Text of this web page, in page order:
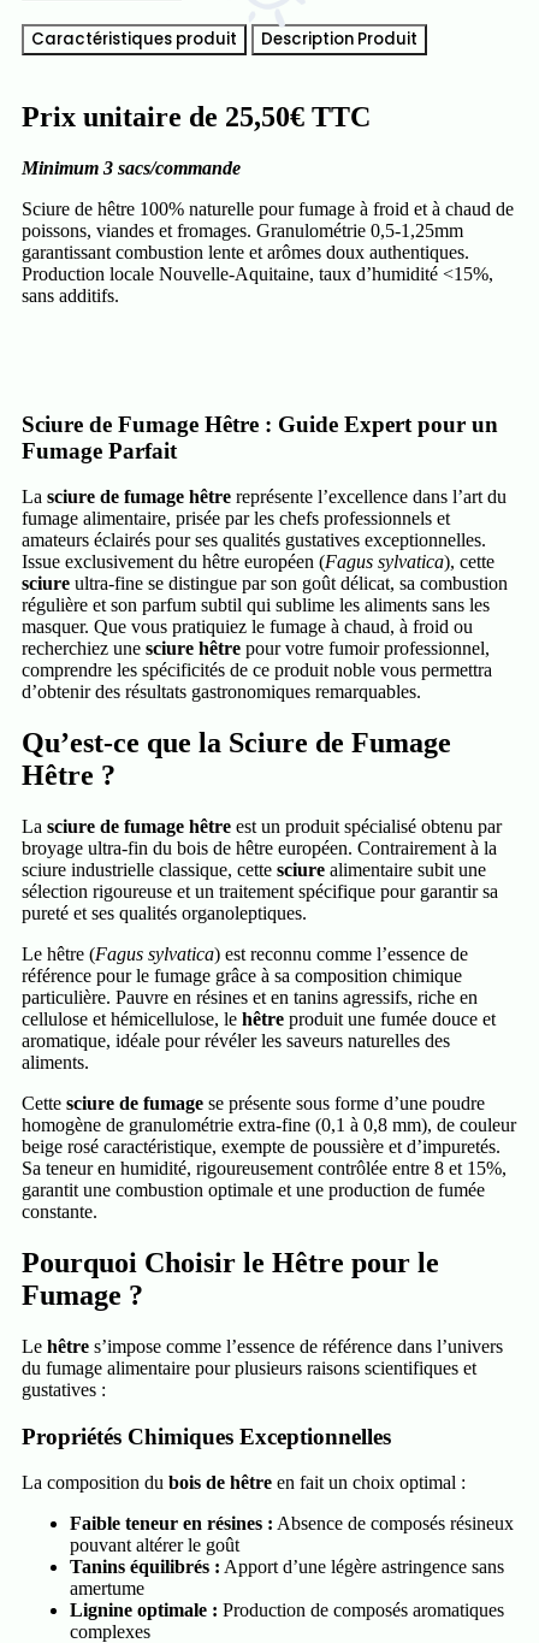
Caractéristiques produit Description Produit
Prix unitaire de 25,50€ TTC
Minimum 3 sacs/commande
Sciure de hêtre 100% naturelle pour fumage à froid et à chaud de
poissons, viandes et fromages. Granulométrie 0,5-1,25mm
garantissant combustion lente et arômes doux authentiques.
Production locale Nouvelle-Aquitaine, taux d’humidité <15%,
sans additifs.
Sciure de Fumage Hêtre : Guide Expert pour un
Fumage Parfait
La sciure de fumage hêtre représente l’excellence dans l’art du
fumage alimentaire, prisée par les chefs professionnels et
amateurs éclairés pour ses qualités gustatives exceptionnelles.
Issue exclusivement du hêtre européen (Fagus sylvatica), cette
sciure ultra-fine se distingue par son goût délicat, sa combustion
régulière et son parfum subtil qui sublime les aliments sans les
masquer. Que vous pratiquiez le fumage à chaud, à froid ou
recherchiez une sciure hêtre pour votre fumoir professionnel,
comprendre les spécificités de ce produit noble vous permettra
d’obtenir des résultats gastronomiques remarquables.
Qu’est-ce que la Sciure de Fumage
Hêtre ?
La sciure de fumage hêtre est un produit spécialisé obtenu par
broyage ultra-fin du bois de hêtre européen. Contrairement à la
sciure industrielle classique, cette sciure alimentaire subit une
sélection rigoureuse et un traitement spécifique pour garantir sa
pureté et ses qualités organoleptiques.
Le hêtre (Fagus sylvatica) est reconnu comme l’essence de
référence pour le fumage grâce à sa composition chimique
particulière. Pauvre en résines et en tanins agressifs, riche en
cellulose et hémicellulose, le hêtre produit une fumée douce et
aromatique, idéale pour révéler les saveurs naturelles des
aliments.
Cette sciure de fumage se présente sous forme d’une poudre
homogène de granulométrie extra-fine (0,1 à 0,8 mm), de couleur
beige rosé caractéristique, exempte de poussière et d’impuretés.
Sa teneur en humidité, rigoureusement contrôlée entre 8 et 15%,
garantit une combustion optimale et une production de fumée
constante.
Pourquoi Choisir le Hêtre pour le
Fumage ?
Le hêtre s’impose comme l’essence de référence dans l’univers
du fumage alimentaire pour plusieurs raisons scientifiques et
gustatives :
Propriétés Chimiques Exceptionnelles
La composition du bois de hêtre en fait un choix optimal :
Faible teneur en résines : Absence de composés résineux
pouvant altérer le goût
Tanins équilibrés : Apport d’une légère astringence sans
amertume
Lignine optimale : Production de composés aromatiques
complexes